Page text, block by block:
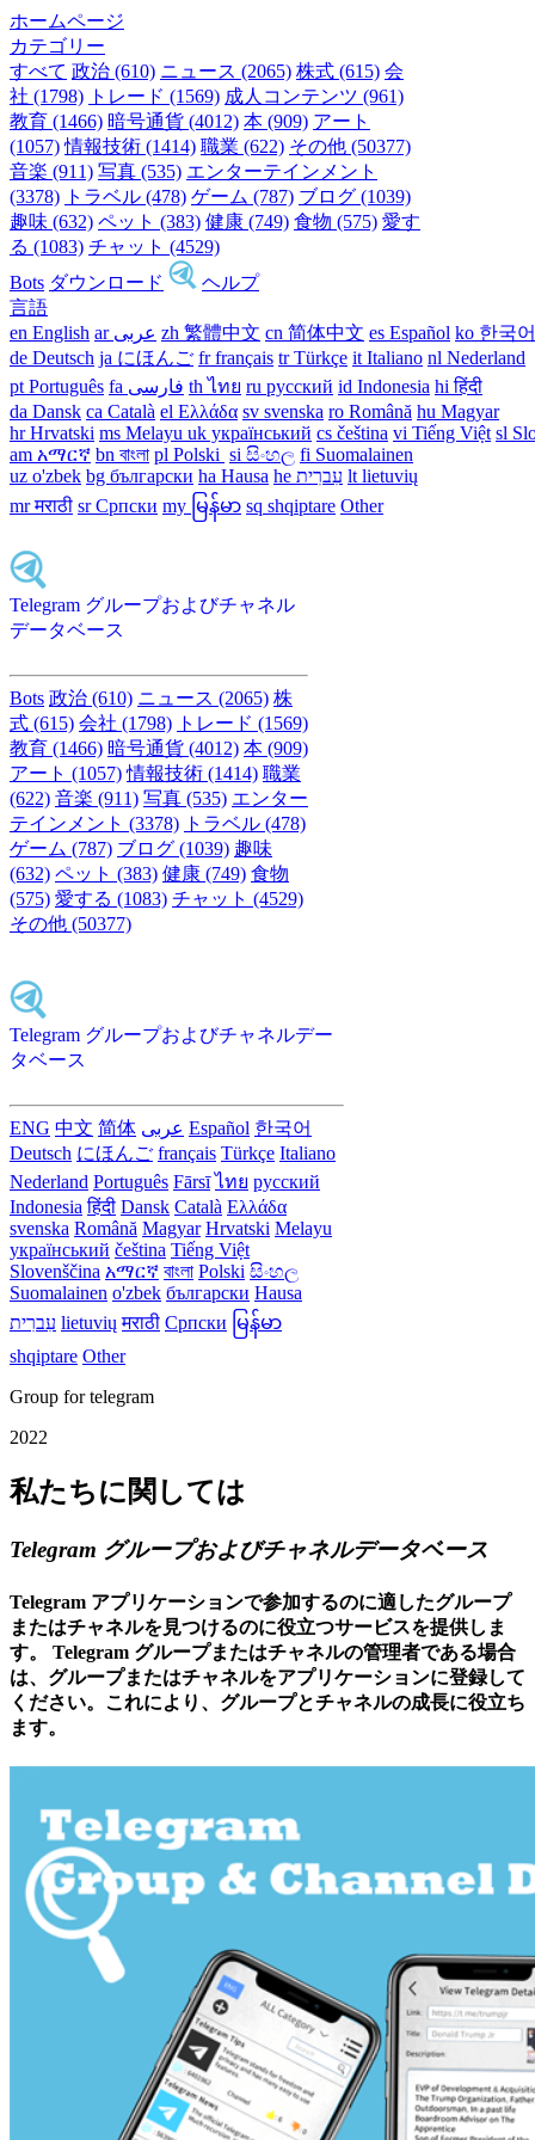
ホームページ
カテゴリー
すべて 政治 (610) ニュース (2065) 株式 (615) 会
社 (1798) トレード (1569) 成人コンテンツ (961)
教育 (1466) 暗号通貨 (4012) 本 (909) アート
(1057) 情報技術 (1414) 職業 (622) その他 (50377)
音楽 (911) 写真 (535) エンターテインメント
(3378) トラベル (478) ゲーム (787) ブログ (1039)
趣味 (632) ペット (383) 健康 (749) 食物 (575) 愛す
る (1083) チャット (4529)
Bots ダウンロード
ヘルプ
言語
en English
ar عربى zh 繁體中文 cn 简体中文 es Español ko 한국어
de Deutsch ja にほんご fr français tr Türkçe it Italiano nl Nederland
pt Português
th ไทย ru русский id Indonesia hi हिंदी
da Dansk‎ ca Català el Ελλάδα sv svenska ro Română hu Magyar
hr Hrvatski ms Melayu uk український‎ cs čeština‎ vi Tiếng Việt sl
am አማርኛ bn বাংলা pl Polski ‎ si සිංහල fi Suomalainen
uz o'zbek bg български ha Hausa‎ he עִברִית lt lietuvių
mr मराठी sr Српски my မြန်မာ sq shqiptare Other
Telegram グループおよびチャネル
データベース
Bots 政治 (610) ニュース (2065) 株
式 (615) 会社 (1798) トレード (1569)
教育 (1466) 暗号通貨 (4012) 本 (909)
アート (1057) 情報技術 (1414) 職業
(622) 音楽 (911) 写真 (535) エンター
テインメント (3378) トラベル (478)
ゲーム (787) ブログ (1039) 趣味
(632) ペット (383) 健康 (749) 食物
(575) 愛する (1083) チャット (4529)
その他 (50377)
Telegram グループおよびチャネルデー
タベース
ENG 中文 简体 عربى Español 한국어
Deutsch にほんご français Türkçe Italiano
Nederland Português Fārsī‎ ไทย русский
Indonesia हिंदी Dansk‎ Català Ελλάδα
svenska Română Magyar Hrvatski Melayu
український čeština Tiếng Việt
Slovenščina አማርኛ বাংলা Polski සිංහල
Suomalainen o'zbek български Hausa
עִברִית lietuvių मराठी Српски မြန်မာ
shqiptare Other
Group for telegram
2022
私たちに関しては
Telegram グループおよびチャネルデータベース
Telegram アプリケーションで参加するのに適したグループ
またはチャネルを見つけるのに役立つサービスを提供しま
す。 Telegram グループまたはチャネルの管理者である場合
は、グループまたはチャネルをアプリケーションに登録して
ください。これにより、グループとチャネルの成長に役立ち
ます。